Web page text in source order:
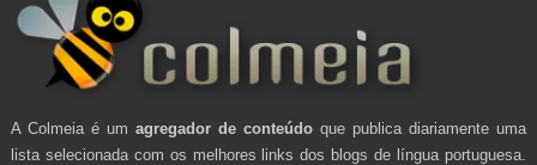
A Colmeia é um agregador de conteúdo que publica diariamente uma
lista selecionada com os melhores links dos blogs de língua portuguesa.